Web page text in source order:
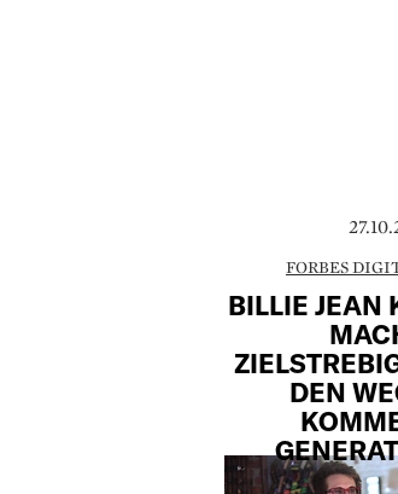
FORBES
BILLIE JEAN
DEN